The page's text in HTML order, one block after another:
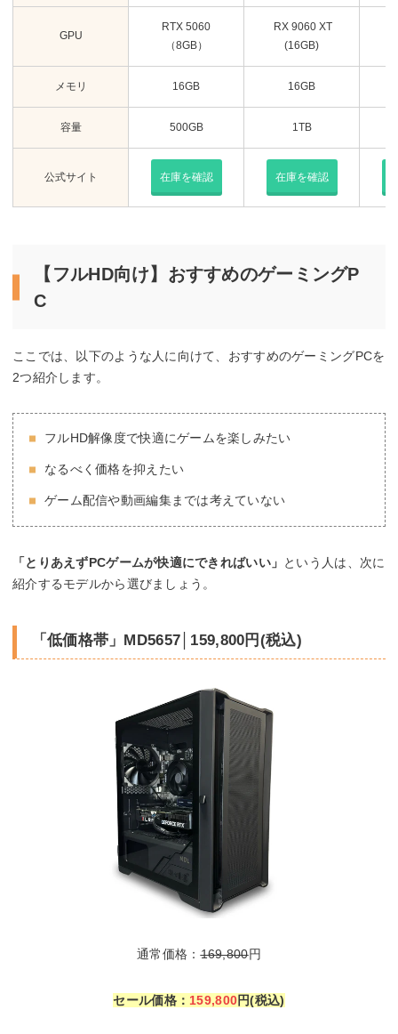
GPU
RTX 5060
（8GB）
RX 9060 XT
(16GB)
メモリ 16GB 16GB
容量 500GB 1TB
公式サイト 在庫を確認 在庫を確認
【フルHD向け】おすすめのゲーミングP
C
ここでは、以下のような人に向けて、おすすめのゲーミングPCを
2つ紹介します。
フルHD解像度で快適にゲームを楽しみたい
なるべく価格を抑えたい
ゲーム配信や動画編集までは考えていない
「とりあえずPCゲームが快適にできればいい」 という人は、次に
紹介するモデルから選びましょう。
「低価格帯」MD5657│159,800円(税込)
通常価格：169,800円
セール価格： 159,800円(税込)